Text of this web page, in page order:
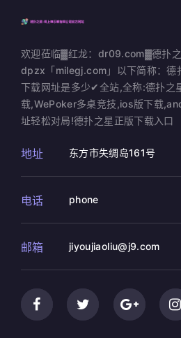
欢迎莅临▓红龙：dr09.com▓德扑
dpzx「milegj.com」以下简称：德
下载网址是多少✔全站,全称:德扑之
载,WePoker多桌竞技,ios版下载
址轻松对局!德扑之星正版下载入口
地址 东方市失绸岛161号
电话 phone
邮箱 jiyoujiaoliu@j9.com